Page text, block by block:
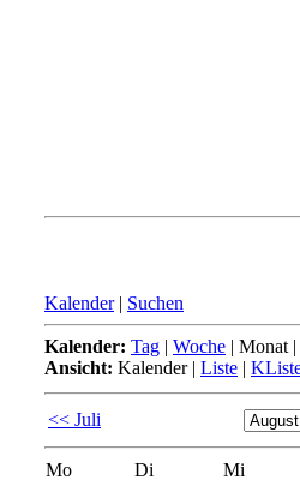
Kalender | Suchen
Kalender: Tag | Woche | Monat |
Ansicht: Kalender| Liste |
<< Juli
Mo Di Mi